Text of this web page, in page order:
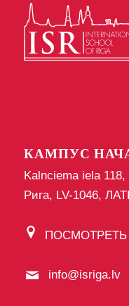
КАМПУС
Kalnciema iela 118,
Рига, LV-1046,
info@isriga.lv